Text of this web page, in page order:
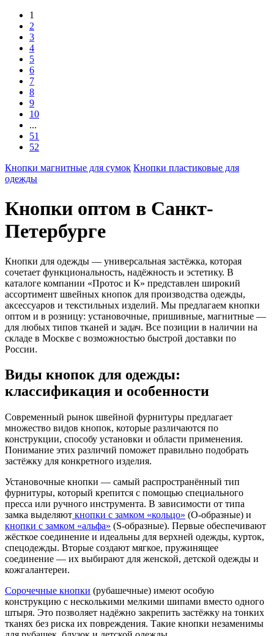
1
2
3
4
5
6
7
8
9
10
...
51
52
Кнопки магнитные для сумок Кнопки пластиковые для
одежды
Кнопки оптом в Санкт-
Петербурге
Кнопки для одежды — универсальная застёжка, которая
сочетает функциональность, надёжность и эстетику. В
каталоге компании «Протос и К» представлен широкий
ассортимент швейных кнопок для производства одежды,
аксессуаров и текстильных изделий. Мы предлагаем кнопки
оптом и в розницу: установочные, пришивные, магнитные —
для любых типов тканей и задач. Все позиции в наличии на
складе в Москве с возможностью быстрой доставки по
России.
Виды кнопок для одежды:
классификация и особенности
Современный рынок швейной фурнитуры предлагает
множество видов кнопок, которые различаются по
конструкции, способу установки и области применения.
Понимание этих различий поможет правильно подобрать
застёжку для конкретного изделия.
Установочные кнопки — самый распространённый тип
фурнитуры, который крепится с помощью специального
пресса или ручного инструмента. В зависимости от типа
замка выделяют кнопки с замком «кольцо» (О-образные) и
кнопки с замком «альфа» (S-образные). Первые обеспечивают
жёсткое соединение и идеальны для верхней одежды, курток,
спецодежды. Вторые создают мягкое, пружинящее
соединение — их выбирают для женской, детской одежды и
кожгалантереи.
Сорочечные кнопки (рубашечные) имеют особую
конструкцию с несколькими мелкими шипами вместо одного
штыря. Это позволяет надёжно закрепить застёжку на тонких
тканях без риска их повреждения. Такие кнопки незаменимы